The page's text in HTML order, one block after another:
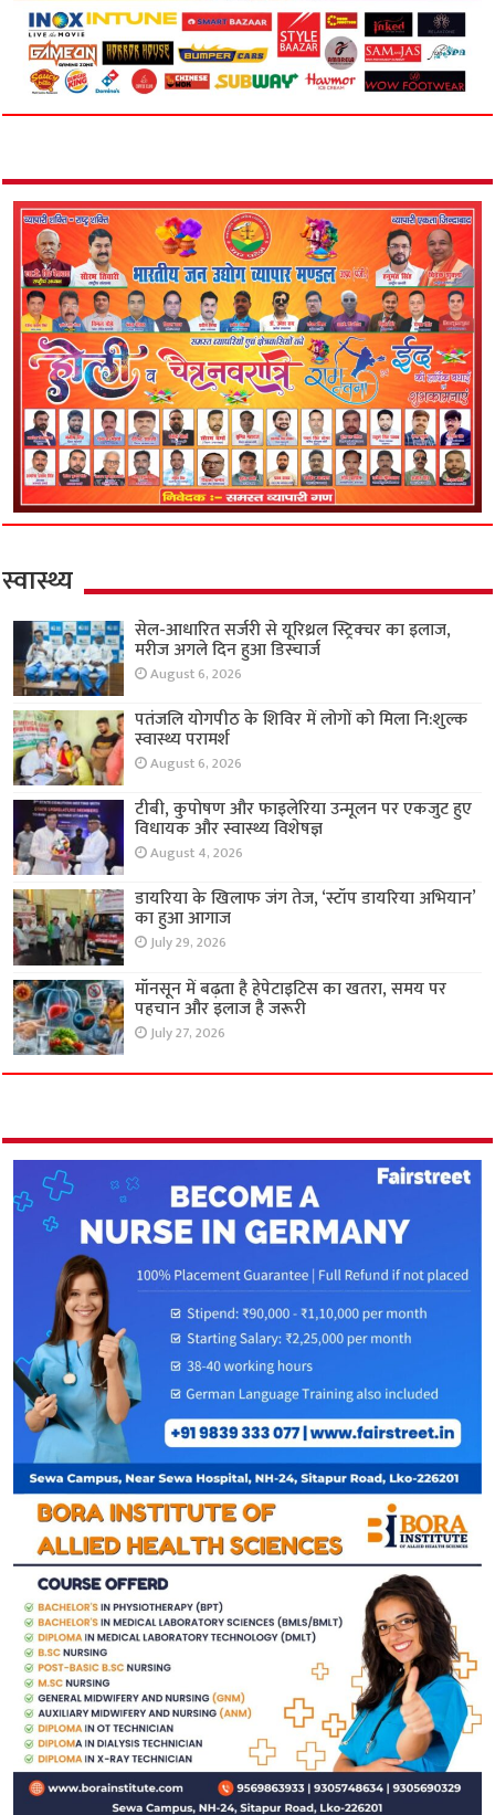
स्वास्थ्य
सेल-आधारित सर्जरी से यूरिथ्रल स्ट्रिक्चर का इलाज,
मरीज अगले दिन हुआ डिस्चार्ज
August 6, 2026
पतंजलि योगपीठ के शिविर में लोगों को मिला नि:शुल्क
स्वास्थ्य परामर्श
August 6, 2026
टीबी, कुपोषण और फाइलेरिया उन्मूलन पर एकजुट हुए
विधायक और स्वास्थ्य विशेषज्ञ
August 4, 2026
डायरिया के खिलाफ जंग तेज, ‘स्टॉप डायरिया अभियान’
का हुआ आगाज
July 29, 2026
मॉनसून में बढ़ता है हेपेटाइटिस का खतरा, समय पर
पहचान और इलाज है जरूरी
July 27, 2026